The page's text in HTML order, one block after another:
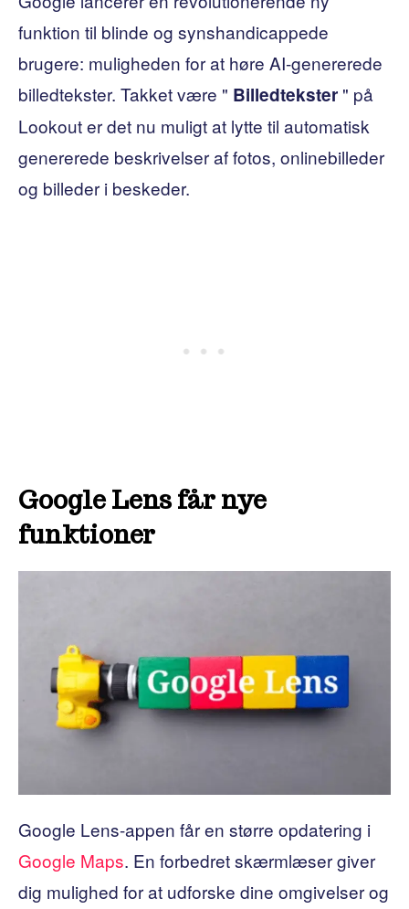
funktion til blinde og synshandicappede
brugere: muligheden for at høre AI-genererede
billedtekster. Takket være " Billedtekster " på
Lookout er det nu muligt at lytte til automatisk
genererede beskrivelser af fotos, onlinebilleder
og billeder i beskeder.
Google Lens får nye
funktioner
Google Lens-appen får en større opdatering i
Google Maps. En forbedret skærmlæser giver
dig mulighed for at udforske dine omgivelser og